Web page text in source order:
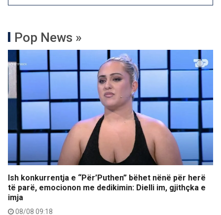
Pop News »
Ish konkurrentja e “Për’Puthen” bëhet nënë për herë
të parë, emocionon me dedikimin: Dielli im, gjithçka e
imja
08/08 09:18